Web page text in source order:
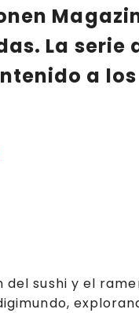
La serie
a
sushi y el